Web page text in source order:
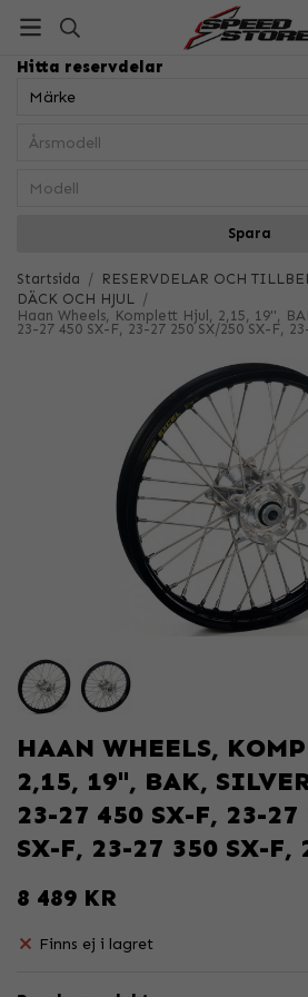
Hitta reservdelar
Spara
Startsida / RESERVDELAR OCH
DÄCK OCH HJUL /
Haan Wheels, Komplett Hjul, 2,15, 19",
23-27 450 SX-F, 23-27 250 SX/250 SX-F,
HAAN WHEELS,
2,15, 19", BAK,
23-27 450 SX-F, 23-
SX-F, 23-27 350 SX-F,
8 489 KR
Finns ej i lagret